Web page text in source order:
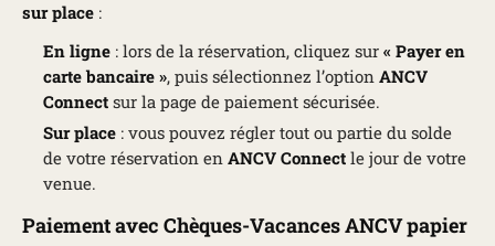
sur place :
En ligne: lors de la réservation, cliquez sur « Payer en
carte bancaire », puis sélectionnez l’option ANCV
Connectsur la page de paiement sécurisée.
Sur place: vous pouvez régler tout ou partie du solde
de votre réservation en ANCV Connectle jour de votre
venue.
Paiement avec Chèques-Vacances ANCV papier